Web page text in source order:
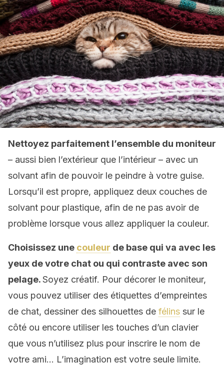
Nettoyez parfaitement l’ensemble du moniteur
– aussi bien l’extérieur que l’intérieur – avec un
solvant afin de pouvoir le peindre à votre guise.
Lorsqu’il est propre, appliquez deux couches de
solvant pour plastique, afin de ne pas avoir de
problème lorsque vous allez appliquer la couleur.
Choisissez une couleur de base qui va avec les
yeux de votre chat ou qui contraste avec son
pelage.Soyez créatif. Pour décorer le moniteur,
vous pouvez utiliser des étiquettes d’empreintes
de chat, dessiner des silhouettes de félins sur le
côté ou encore utiliser les touches d’un clavier
que vous n’utilisez plus pour inscrire le nom de
votre ami… L’imagination est votre seule limite.